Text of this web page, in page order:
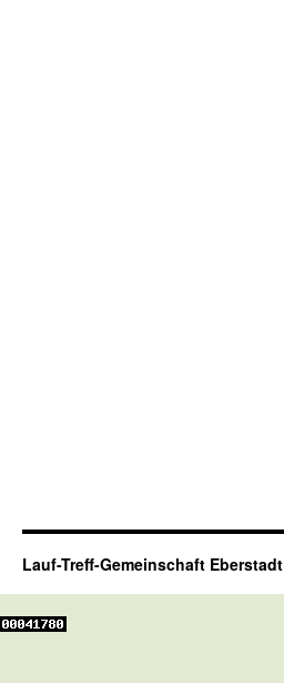
Lauf-Treff-Gemeinschaft Eberstadt